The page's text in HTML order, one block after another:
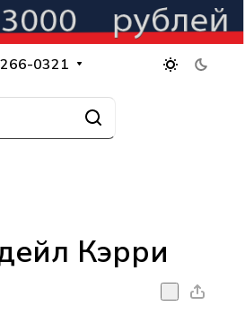
0321
Кэрри